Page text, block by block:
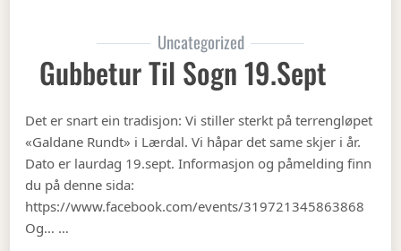
Uncategorized
Gubbetur Til Sogn 19.sept
Det er snart ein tradisjon: Vi stiller sterkt på terrengløpet
«Galdane Rundt» i Lærdal. Vi håpar det same skjer i år.
Dato er laurdag 19.sept. Informasjon og påmelding finn
du på denne sida:
https://www.facebook.com/events/319721345863868
Og… …